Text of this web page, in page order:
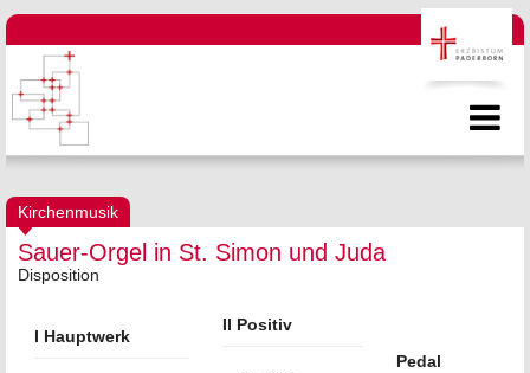
Kirchenmusik
Sauer-Orgel in St. Simon und Juda
Disposition
I Hauptwerk
II Positiv
Pedal